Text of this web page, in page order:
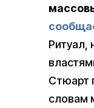
Ритуал,
Стюарт
словам